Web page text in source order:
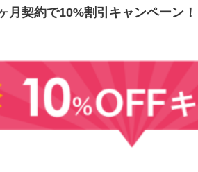
月契約で10%割引キャンペーン！